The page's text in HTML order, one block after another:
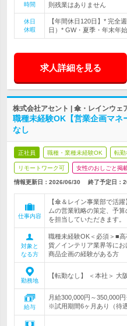
時間
則残業はありません
休日
休暇
【年間休日120日】* 完全
日）* GW・夏季・年末年
求人詳細を見る
株式会社アセント | 傘・レインウ
職種未経験OK【営業企画マ
なし
正社員 職種・業種未経験OK 転勤
リモートワーク可 女性のおしごと掲
情報更新日：2026/06/30 終了予定日：
仕事内容
【傘＆レイン事業部で活
ムの営業戦略の策定、予
を担当していただきます。
対象と
なる方
職種未経験OK＜必須＞■
貨／インテリア業界等に
商品企画の経験がある方
勤務地
【転勤なし】 ＜本社＞ 大
給与
月給300,000円～350,000
※試用期間6ヶ月あり（待